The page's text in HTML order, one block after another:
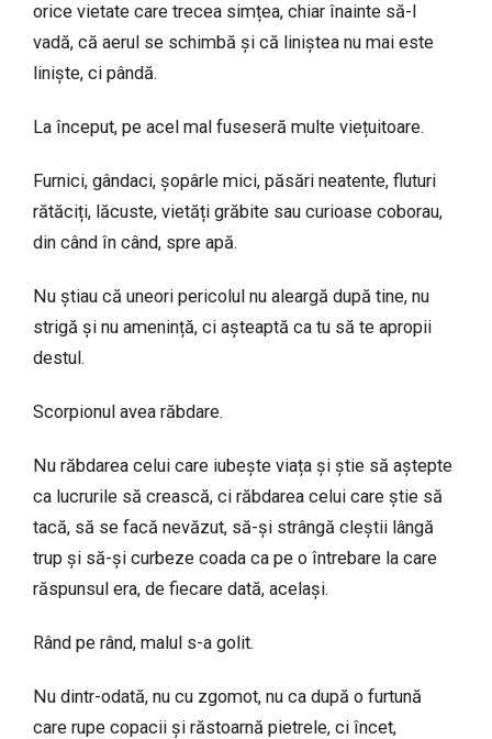
orice vietate care trecea simțea, chiar înainte să-l
vadă, că aerul se schimbă și că liniștea nu mai este
liniște, ci pândă.
La început, pe acel mal fuseseră multe viețuitoare.
Furnici, gândaci, șopârle mici, păsări neatente, fluturi
rătăciți, lăcuste, vietăți grăbite sau curioase coborau,
din când în când, spre apă.
Nu știau că uneori pericolul nu aleargă după tine, nu
strigă și nu amenință, ci așteaptă ca tu să te apropii
destul.
Scorpionul avea răbdare.
Nu răbdarea celui care iubește viața și știe să aștepte
ca lucrurile să crească, ci răbdarea celui care știe să
tacă, să se facă nevăzut, să-și strângă cleștii lângă
trup și să-și curbeze coada ca pe o întrebare la care
răspunsul era, de fiecare dată, același.
Rând pe rând, malul s-a golit.
Nu dintr-odată, nu cu zgomot, nu ca după o furtună
care rupe copacii și răstoarnă pietrele, ci încet,